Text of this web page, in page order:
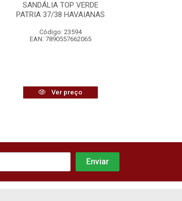
SANDÁLIA TOP VERDE
PATRIA 37/38 HAVAIANAS
Código: 23594
EAN: 7890557662065
Ver preço